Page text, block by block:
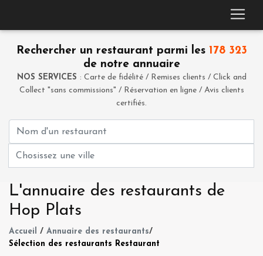
Rechercher un restaurant parmi les 178 323
de notre annuaire
NOS SERVICES : Carte de fidélité / Remises clients / Click and
Collect "sans commissions" / Réservation en ligne / Avis clients
certifiés.
L'annuaire des restaurants de
Hop Plats
Accueil / Annuaire des restaurants/
Sélection des restaurants Restaurant